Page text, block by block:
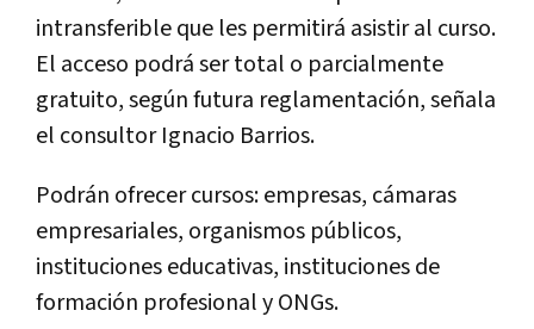
intransferible que les permitirá asistir al curso.
El acceso podrá ser total o parcialmente
gratuito, según futura reglamentación, señala
el consultor Ignacio Barrios.
Podrán ofrecer cursos: empresas, cámaras
empresariales, organismos públicos,
instituciones educativas, instituciones de
formación profesional y ONGs.